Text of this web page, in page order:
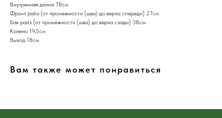
Внутренняя длина 78см
Фронт райз (от промежности (шва) до верха спереди) 27см
Бак райз (от промежности (шва) до верха сзади) 38см
Колено 19,5см
Выход 18см
Вам также может понравиться